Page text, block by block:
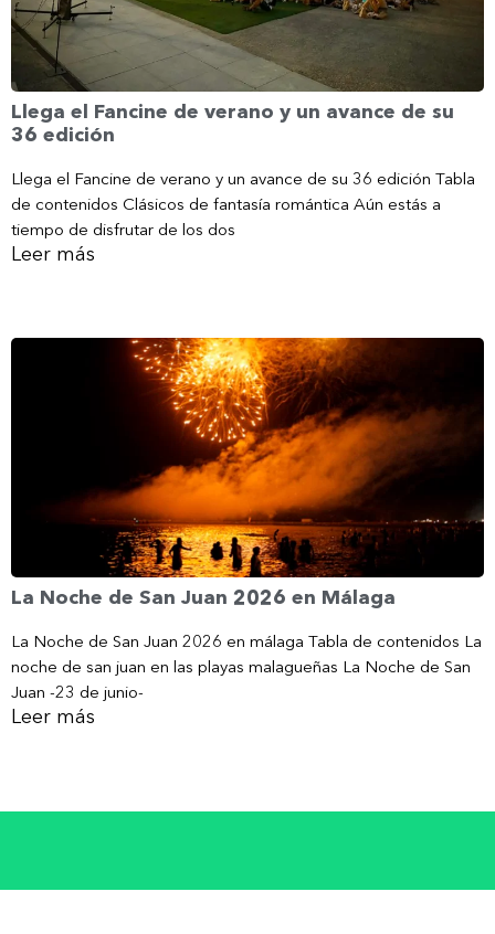
Llega el Fancine de verano y un avance de su
36 edición
Llega el Fancine de verano y un avance de su 36 edición Tabla
de contenidos Clásicos de fantasía romántica Aún estás a
tiempo de disfrutar de los dos
Leer más
La Noche de San Juan 2026 en Málaga
La Noche de San Juan 2026 en málaga Tabla de contenidos La
noche de san juan en las playas malagueñas La Noche de San
Juan -23 de junio-
Leer más